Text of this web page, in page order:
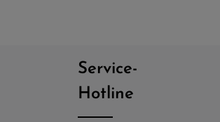
Service-
Hotline